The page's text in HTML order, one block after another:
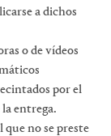
a dichos
o de vídeos
por el
entrega.
no se preste